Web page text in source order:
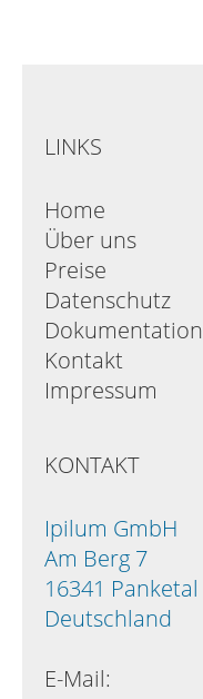
LINKS
Home
Über uns
Preise
Datenschutz
Dokumentation
Kontakt
Impressum
KONTAKT
Ipilum GmbH
Am Berg 7
16341 Panketal
Deutschland
E-Mail: